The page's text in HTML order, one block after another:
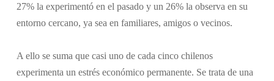
27% la experimentó en el pasado y un 26% la observa en su
entorno cercano, ya sea en familiares, amigos o vecinos.
A ello se suma que casi uno de cada cinco chilenos
experimenta un estrés económico permanente. Se trata de una